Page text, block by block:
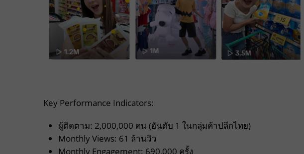
Key Performance Indicators:
ผู้ติดตาม: 2,000,000 คน (อันดับ 1 ในกลุ่มค้าปลีกไทย)
Monthly Views: 61 ล้านวิว
Monthly Engagement: 690,000 ครั้ง